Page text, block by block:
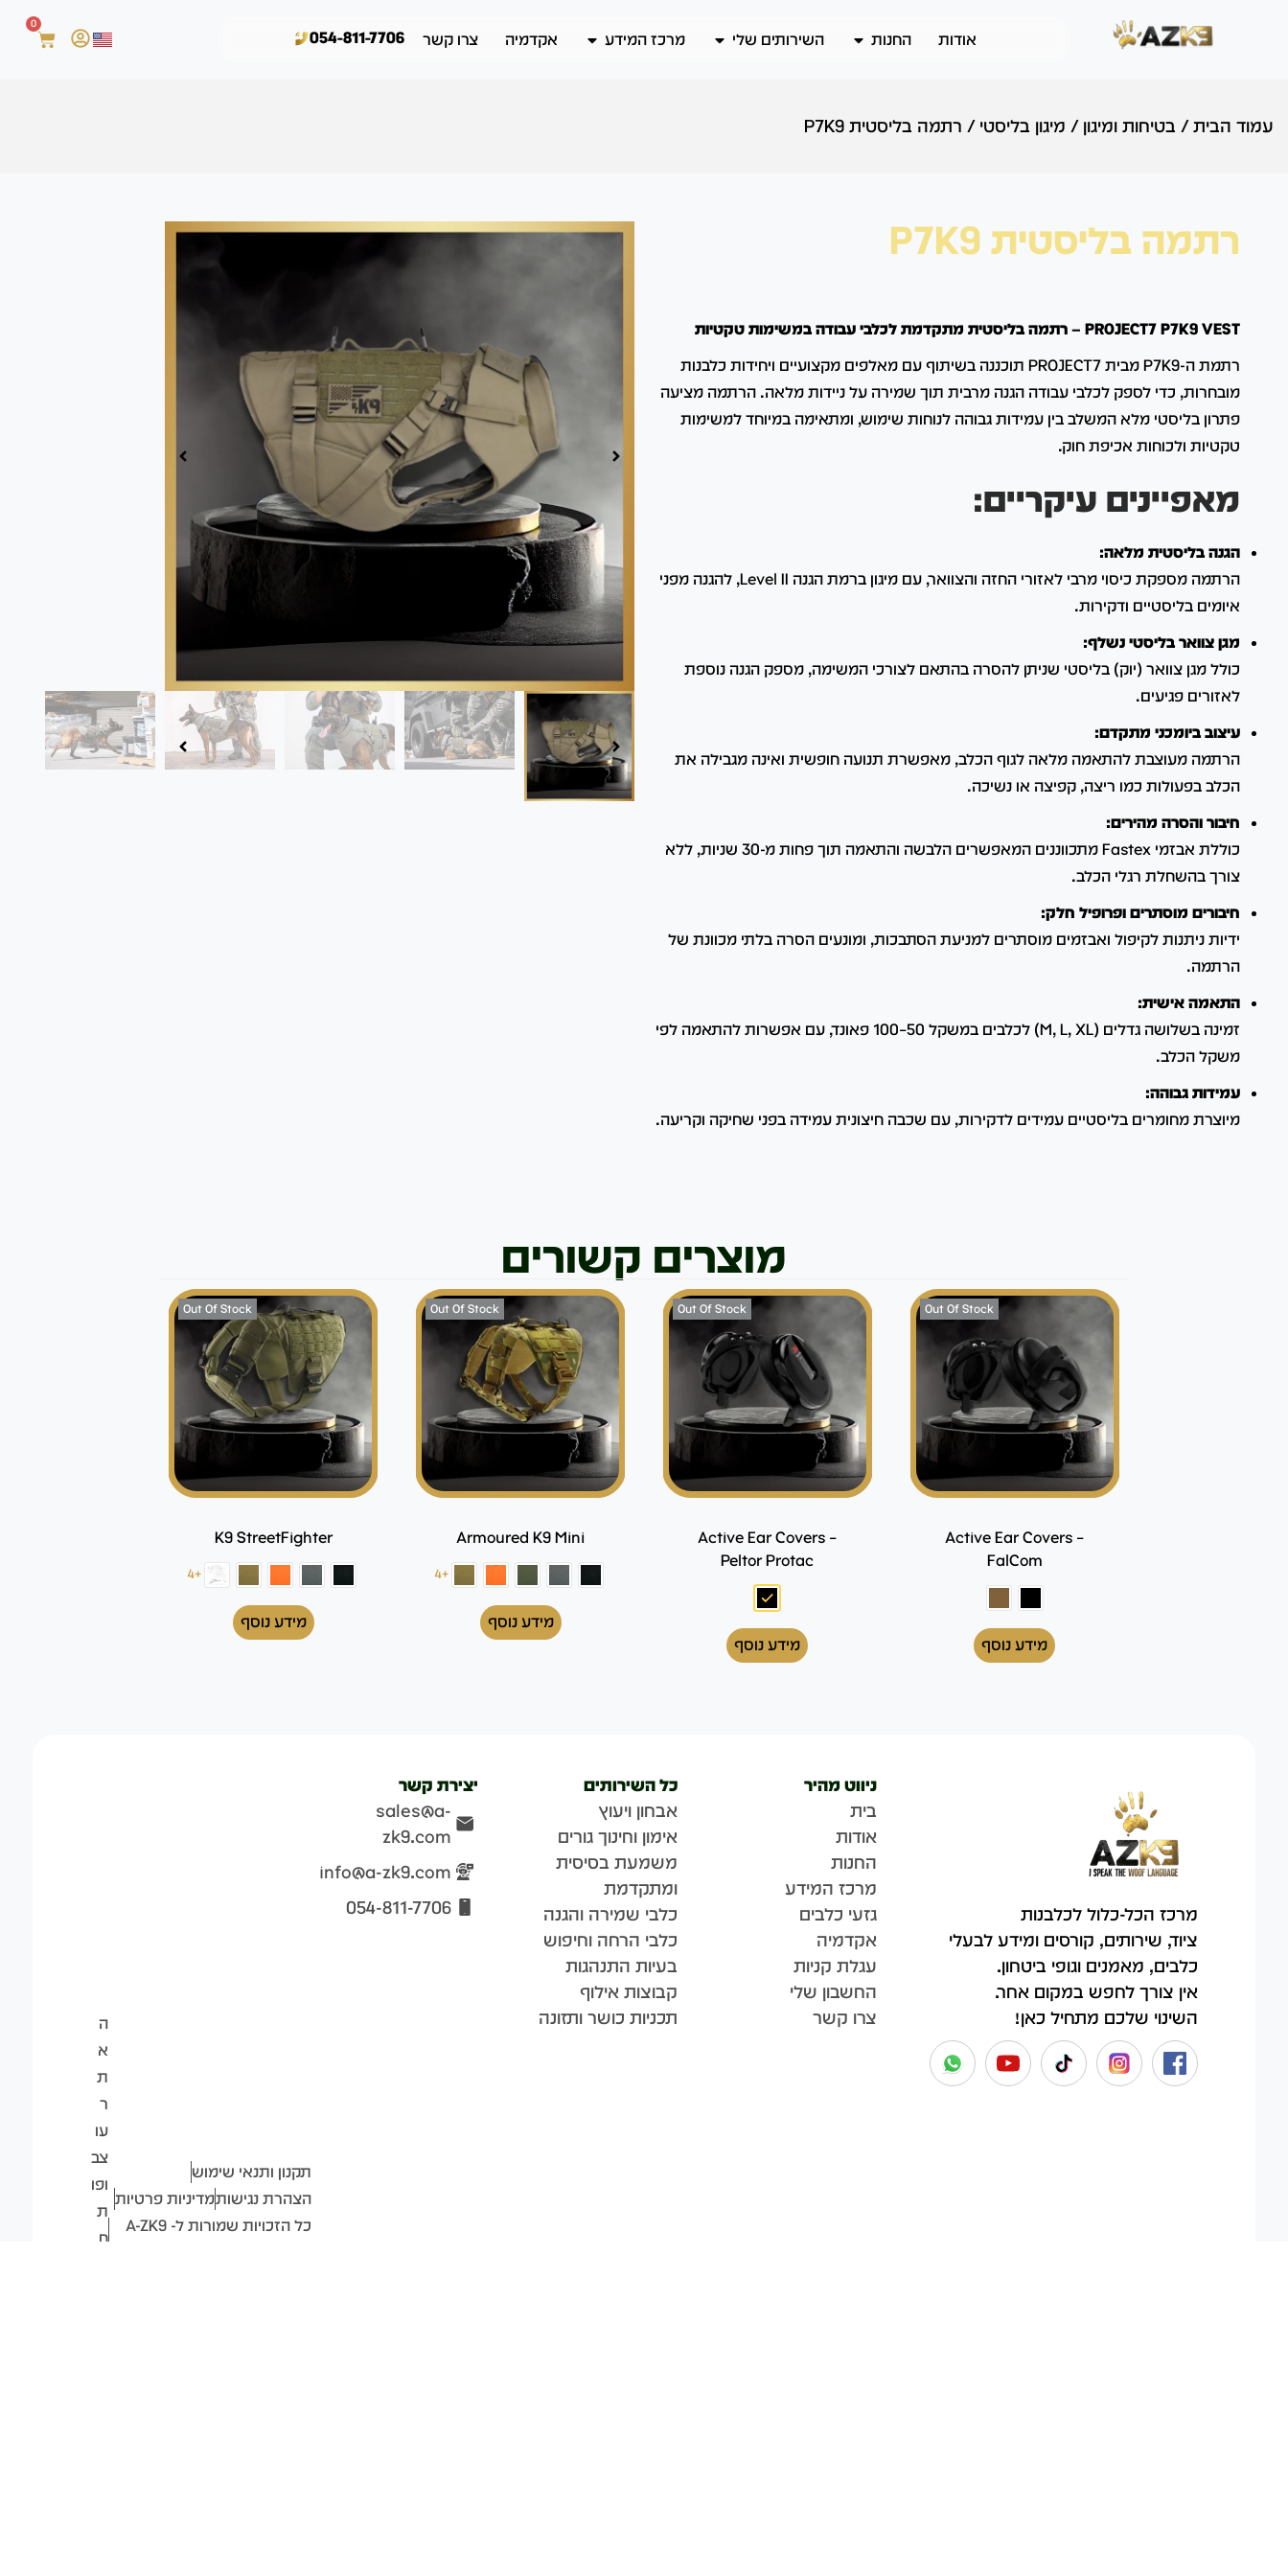
אודות החנות השירותים שלי מרכז המידע אקדמיה צרו קשר 054-811-7706
0
עמוד הבית / בטיחות ומיגון / מיגון בליסטי / רתמה בליסטית P7K9
רתמה בליסטית P7K9
PROJECT7 P7K9 VEST – רתמה בליסטית מתקדמת לכלבי עבודה במשימות טקטיות
רתמת ה-P7K9 מבית PROJECT7 תוכננה בשיתוף עם מאלפים מקצועיים ויחידות כלבנות
מובחרות, כדי לספק לכלבי עבודה הגנה מרבית תוך שמירה על ניידות מלאה. הרתמה מציעה
פתרון בליסטי מלא המשלב בין עמידות גבוהה לנוחות שימוש, ומתאימה במיוחד למשימות
טקטיות ולכוחות אכיפת חוק.
מאפיינים עיקריים:
הגנה בליסטית מלאה:
הרתמה מספקת כיסוי מרבי לאזורי החזה והצוואר, עם מיגון ברמת הגנה Level II, להגנה מפני
איומים בליסטיים ודקירות.
מגן צוואר בליסטי נשלף:
כולל מגן צוואר (יוק) בליסטי שניתן להסרה בהתאם לצורכי המשימה, מספק הגנה נוספת
לאזורים פגיעים.
עיצוב ביומכני מתקדם:
הרתמה מעוצבת להתאמה מלאה לגוף הכלב, מאפשרת תנועה חופשית ואינה מגבילה את
הכלב בפעולות כמו ריצה, קפיצה או נשיכה.
חיבור והסרה מהירים:
כוללת אבזמי Fastex מתכווננים המאפשרים הלבשה והתאמה תוך פחות מ-30 שניות, ללא
צורך בהשחלת רגלי הכלב.
חיבורים מוסתרים ופרופיל חלק:
ידיות ניתנות לקיפול ואבזמים מוסתרים למניעת הסתבכות, ומונעים הסרה בלתי מכוונת של
הרתמה.
התאמה אישית:
זמינה בשלושה גדלים (M, L, XL) לכלבים במשקל 50–100 פאונד, עם אפשרות להתאמה לפי
משקל הכלב.
עמידות גבוהה:
מיוצרת מחומרים בליסטיים עמידים לדקירות, עם שכבה חיצונית עמידה בפני שחיקה וקריעה.
מוצרים קשורים
Out Of Stock
Active Ear Covers –
FalCom
מידע נוסף
Out Of Stock
Active Ear Covers –
Peltor Protac
מידע נוסף
Out Of Stock
Armoured K9 Mini
+4
מידע נוסף
Out Of Stock
K9 StreetFighter
+4
מידע נוסף
מרכז הכל-כלול לכלבנות
ציוד, שירותים, קורסים ומידע לבעלי
כלבים, מאמנים וגופי ביטחון.
אין צורך לחפש במקום אחר.
השינוי שלכם מתחיל כאן!
ניווט מהיר
בית
אודות
החנות
מרכז המידע
גזעי כלבים
אקדמיה
עגלת קניות
החשבון שלי
צרו קשר
כל השירותים
אבחון ויעוץ
אימון וחינוך גורים
משמעת בסיסית
ומתקדמת
כלבי שמירה והגנה
כלבי הרחה וחיפוש
בעיות התנהגות
קבוצות אילוף
תכניות כושר ותזונה
יצירת קשר
sales@a-
zk9.com
info@a-zk9.com
054-811-7706
תקנון ותנאי שימוש
הצהרת נגישותמדיניות פרטיות
כל הזכויות שמורות ל- A-ZK9
ה
א
ת
ר
עו
צב
ופו
ת
ח